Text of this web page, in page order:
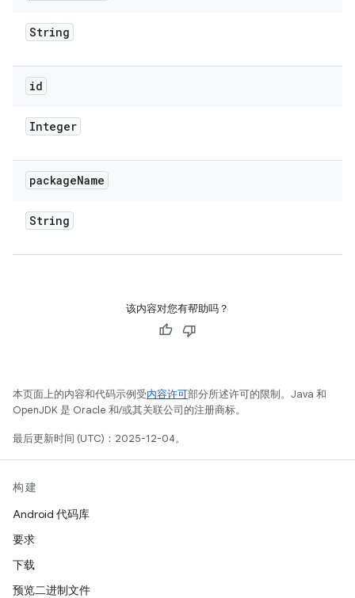
String
id
Integer
packageName
String
该内容对您有帮助吗？
本页面上的内容和代码示例受内容许可部分所述许可的限制。Java 和
OpenJDK 是 Oracle 和/或其关联公司的注册商标。
最后更新时间 (UTC)：2025-12-04。
构建
Android 代码库
要求
下载
预览二进制文件